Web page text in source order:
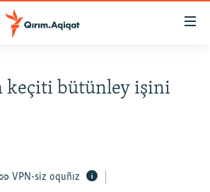
keçiti bütünley işini
VPN-siz oquñız